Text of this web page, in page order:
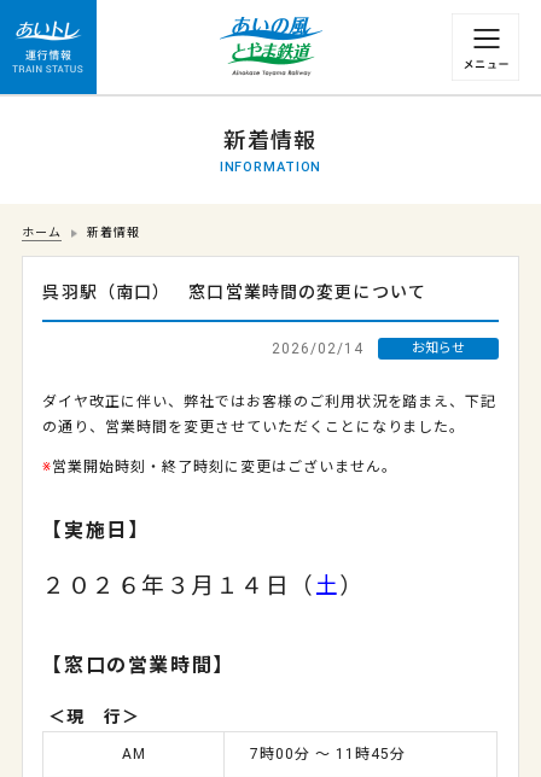
運行情報 列車の遅れ情報等についてはこちら
新着情報
INFORMATION
ホーム 新着情報
呉羽駅（南口） 窓口営業時間の変更について
2026/02/14 お知らせ
ダイヤ改正に伴い、弊社ではお客様のご利用状況を踏まえ、下記
の通り、営業時間を変更させていただくことになりました。
※営業開始時刻・終了時刻に変更はございません。
【実施日】
２０２６年３月１４日（ 土）
【窓口の営業時間】
＜現 行＞
AM 7時00分 ～ 11時45分